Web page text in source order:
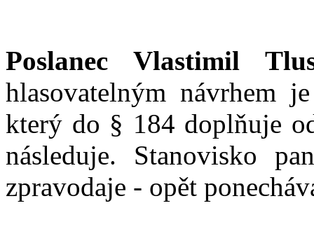
Poslanec Vlastimil
hlasovatelným návrhem
který do § 184 doplňuje
následuje. Stanovisko
zpravodaje - opět